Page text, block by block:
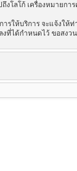
โลโก้ เครื่องหมายกา
รให้บริการ จะแจ้งใ
ที่ได้กำหนดไว้ ขอสงว